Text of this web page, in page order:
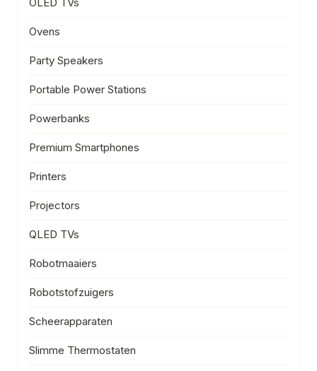
Ovens
Party Speakers
Portable Power Stations
Powerbanks
Premium Smartphones
Printers
Projectors
QLED TVs
Robotmaaiers
Robotstofzuigers
Scheerapparaten
Slimme Thermostaten